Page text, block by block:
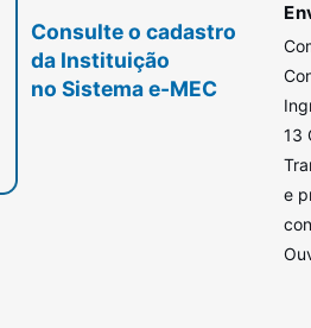
Consulte o cadastro
da Instituição
no Sistema e-MEC
13
e